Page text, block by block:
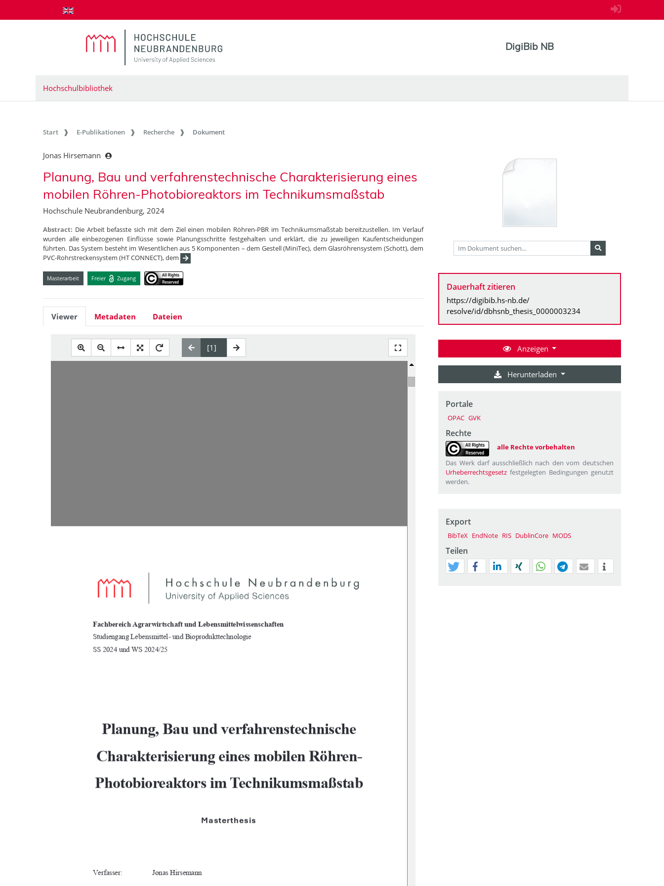
zum Inhalt springen
DigiBib NB
Hochschulbibliothek
Start E-Publikationen Recherche Dokument
Jonas Hirsemann
Planung, Bau und verfahrenstechnische Charakterisierung eines
mobilen Röhren-Photobioreaktors im Technikumsmaßstab
Hochschule Neubrandenburg, 2024
Abstract: Die Arbeit befasste sich mit dem Ziel einen mobilen Röhren-PBR im Technikumsmaßstab bereitzustellen. Im Verlauf
wurden alle einbezogenen Einflüsse sowie Planungsschritte festgehalten und erklärt, die zu jeweiligen Kaufentscheidungen
führten. Das System besteht im Wesentlichen aus 5 Komponenten – dem Gestell (MiniTec), dem Glasröhrensystem (Schott), dem
PVC-Rohrstreckensystem (HT CONNECT), dem
Masterarbeit Freier Zugang
Viewer Metadaten Dateien
Fachbereich Agrarwirtschaft und Lebensmittelwissenschaften
Studiengang Lebensmittel- und Bioprodukttechnologie
SS 2024 und WS 2024/25
Planung, Bau und verfahrenstechnische
Charakterisierung eines mobilen Röhren-
Photobioreaktors im Technikumsmaßstab
Masterthesis
Verfasser: Jonas Hirsemann
Dauerhaft zitieren
https://digibib.hs-nb.de/
resolve/id/dbhsnb_thesis_0000003234
Anzeigen
Herunterladen
Portale
OPAC GVK
Rechte
alle Rechte vorbehalten
Das Werk darf ausschließlich nach den vom deutschen
Urheberrechtsgesetz festgelegten Bedingungen genutzt
werden.
Export
BibTeX EndNote RIS DublinCore MODS
Teilen